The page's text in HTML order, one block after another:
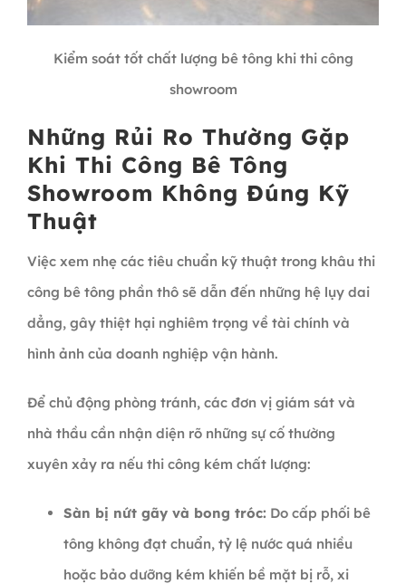
Kiểm soát tốt chất lượng bê tông khi thi công
showroom
Những Rủi Ro Thường Gặp
Khi Thi Công Bê Tông
Showroom Không Đúng Kỹ
Thuật
Việc xem nhẹ các tiêu chuẩn kỹ thuật trong khâu thi
công bê tông phần thô sẽ dẫn đến những hệ lụy dai
dẳng, gây thiệt hại nghiêm trọng về tài chính và
hình ảnh của doanh nghiệp vận hành.
Để chủ động phòng tránh, các đơn vị giám sát và
nhà thầu cần nhận diện rõ những sự cố thường
xuyên xảy ra nếu thi công kém chất lượng:
Sàn bị nứt gãy và bong tróc: Do cấp phối bê
tông không đạt chuẩn, tỷ lệ nước quá nhiều
hoặc bảo dưỡng kém khiến bề mặt bị rỗ, xi